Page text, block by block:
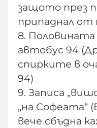
защото през
припаднал от
8.
автобус 94
спирките в
94)
9. Записа
„на Софеата“
вече сбъдна